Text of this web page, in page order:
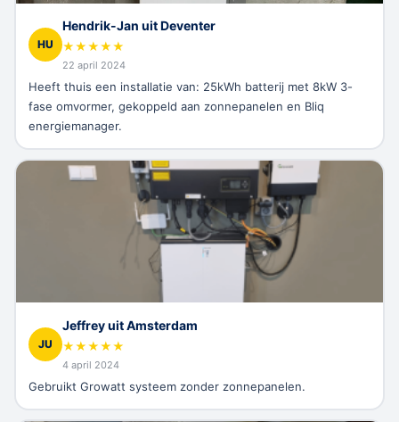
HU
Hendrik-Jan uit Deventer
★★★★★
22 april 2024
Heeft thuis een installatie van: 25kWh batterij met 8kW 3-
fase omvormer, gekoppeld aan zonnepanelen en Bliq
energiemanager.
JU
Jeffrey uit Amsterdam
★★★★★
4 april 2024
Gebruikt Growatt systeem zonder zonnepanelen.